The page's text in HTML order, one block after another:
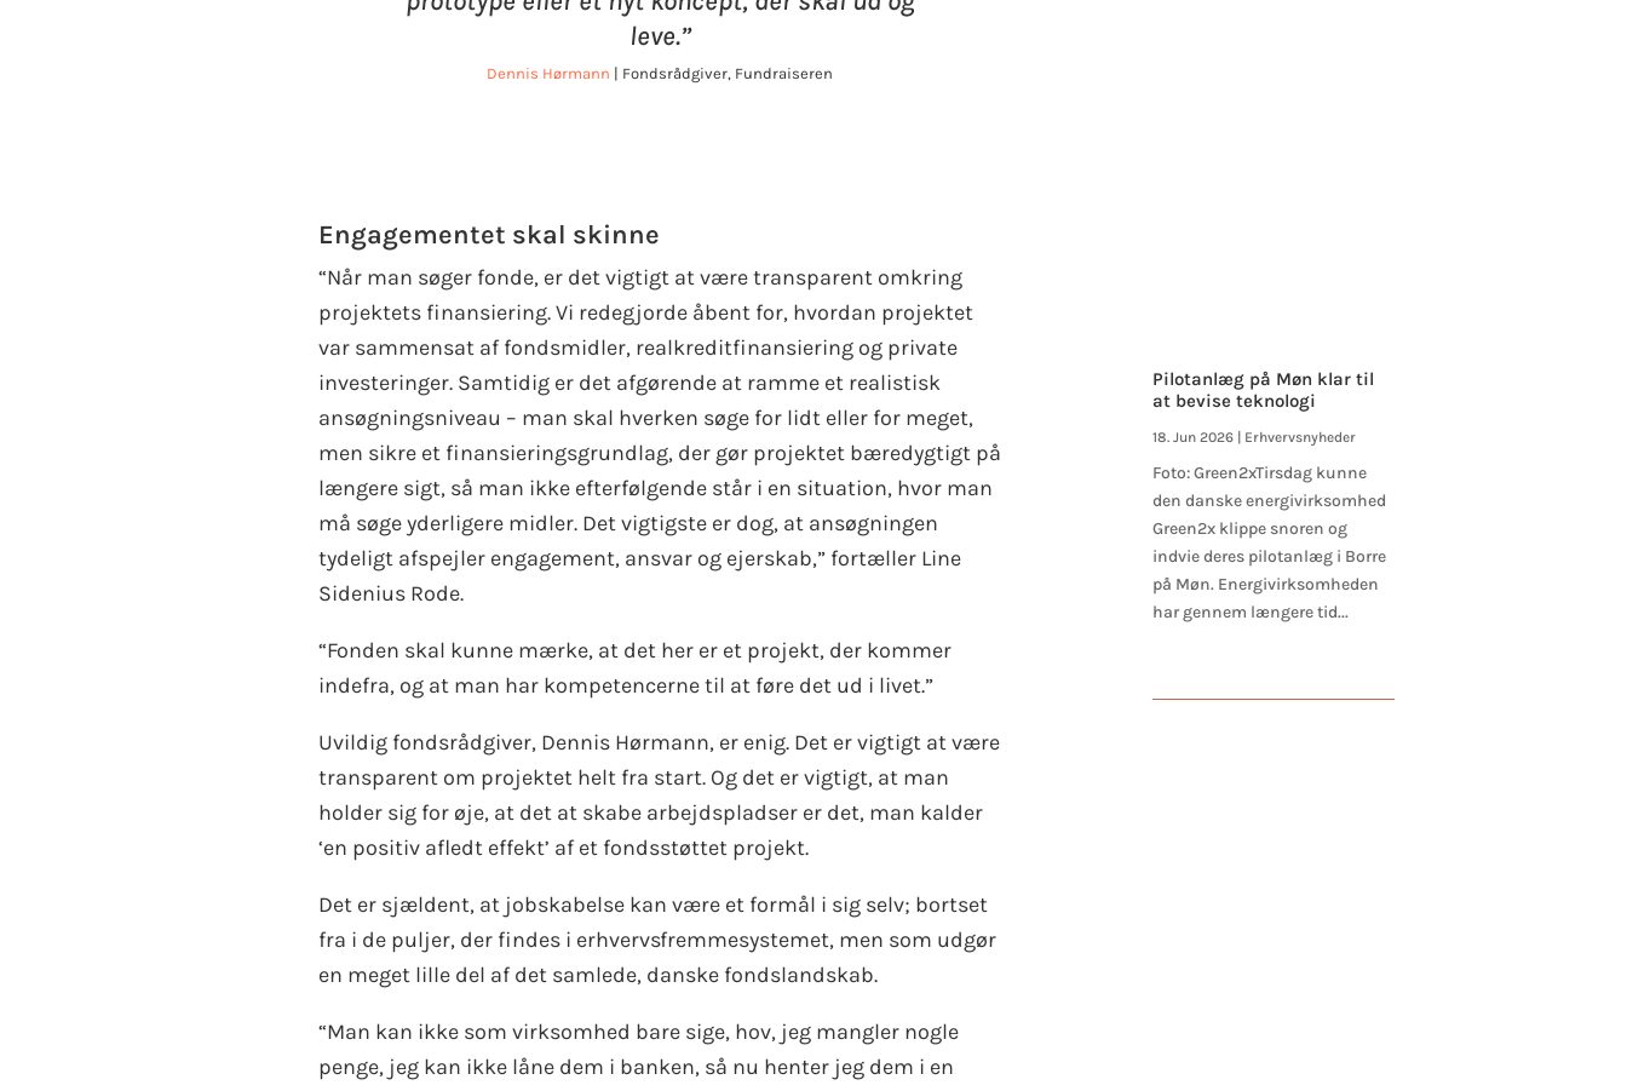
leve.”
Dennis Hørmann | Fondsrådgiver, Fundraiseren
Engagementet skal skinne
“Når man søger fonde, er det vigtigt at være transparent omkring
projektets finansiering. Vi redegjorde åbent for, hvordan projektet
var sammensat af fondsmidler, realkreditfinansiering og private
investeringer. Samtidig er det afgørende at ramme et realistisk
ansøgningsniveau – man skal hverken søge for lidt eller for meget,
men sikre et finansieringsgrundlag, der gør projektet bæredygtigt på
længere sigt, så man ikke efterfølgende står i en situation, hvor man
må søge yderligere midler. Det vigtigste er dog, at ansøgningen
tydeligt afspejler engagement, ansvar og ejerskab,” fortæller Line
Sidenius Rode.
“Fonden skal kunne mærke, at det her er et projekt, der kommer
indefra, og at man har kompetencerne til at føre det ud i livet.”
Uvildig fondsrådgiver, Dennis Hørmann, er enig. Det er vigtigt at være
transparent om projektet helt fra start. Og det er vigtigt, at man
holder sig for øje, at det at skabe arbejdspladser er det, man kalder
‘en positiv afledt effekt’ af et fondsstøttet projekt.
Det er sjældent, at jobskabelse kan være et formål i sig selv; bortset
fra i de puljer, der findes i erhvervsfremmesystemet, men som udgør
en meget lille del af det samlede, danske fondslandskab.
“Man kan ikke som virksomhed bare sige, hov, jeg mangler nogle
penge, jeg kan ikke låne dem i banken, så nu henter jeg dem i en
Pilotanlæg på Møn klar til
at bevise teknologi
18. Jun 2026| Erhvervsnyheder
Foto: Green2xTirsdag kunne
den danske energivirksomhed
Green2x klippe snoren og
indvie deres pilotanlæg i Borre
på Møn. Energivirksomheden
har gennem længere tid...